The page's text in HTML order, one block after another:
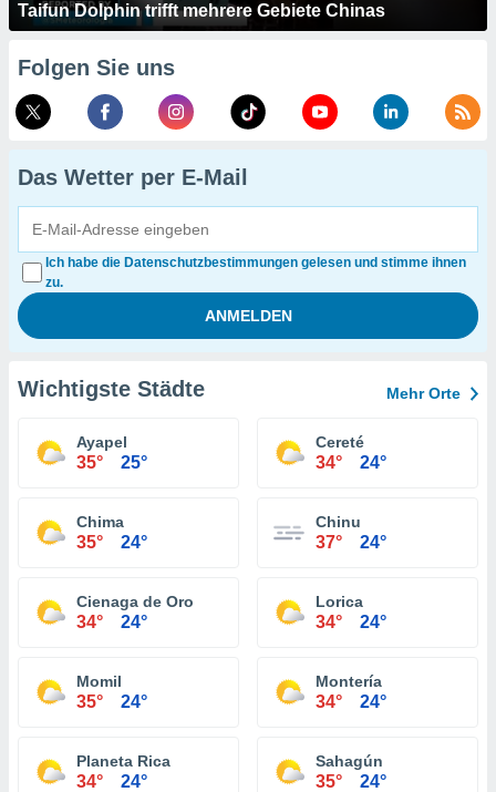
Taifun Dolphin trifft mehrere Gebiete Chinas
Folgen Sie uns
Das Wetter per E-Mail
Ich habe die Datenschutzbestimmungen gelesen und stimme ihnen
zu.
Wichtigste Städte Mehr Orte
Ayapel
35° 25°
Cereté
34° 24°
Chima
35° 24°
Chinu
37° 24°
Cienaga de Oro
34° 24°
Lorica
34° 24°
Momil
35° 24°
Montería
34° 24°
Planeta Rica
34° 24°
Sahagún
35° 24°